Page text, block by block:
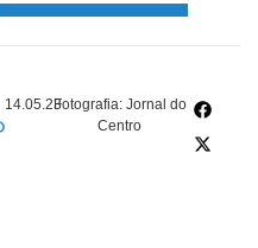
14.05.23Fotografia: Jornal do
Centro